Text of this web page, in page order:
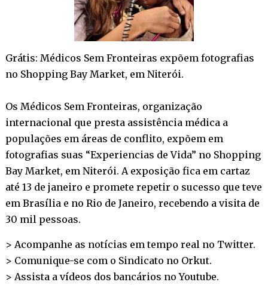
Grátis: Médicos Sem Fronteiras expõem fotografias
no Shopping Bay Market, em Niterói.
Os Médicos Sem Fronteiras, organização
internacional que presta assistência médica a
populações em áreas de conflito, expõem em
fotografias suas “Experiencias de Vida” no Shopping
Bay Market, em Niterói. A exposição fica em cartaz
até 13 de janeiro e promete repetir o sucesso que teve
em Brasília e no Rio de Janeiro, recebendo a visita de
30 mil pessoas.
> Acompanhe as notícias em tempo real no Twitter.
> Comunique-se com o Sindicato no Orkut.
> Assista a vídeos dos bancários noYoutube.